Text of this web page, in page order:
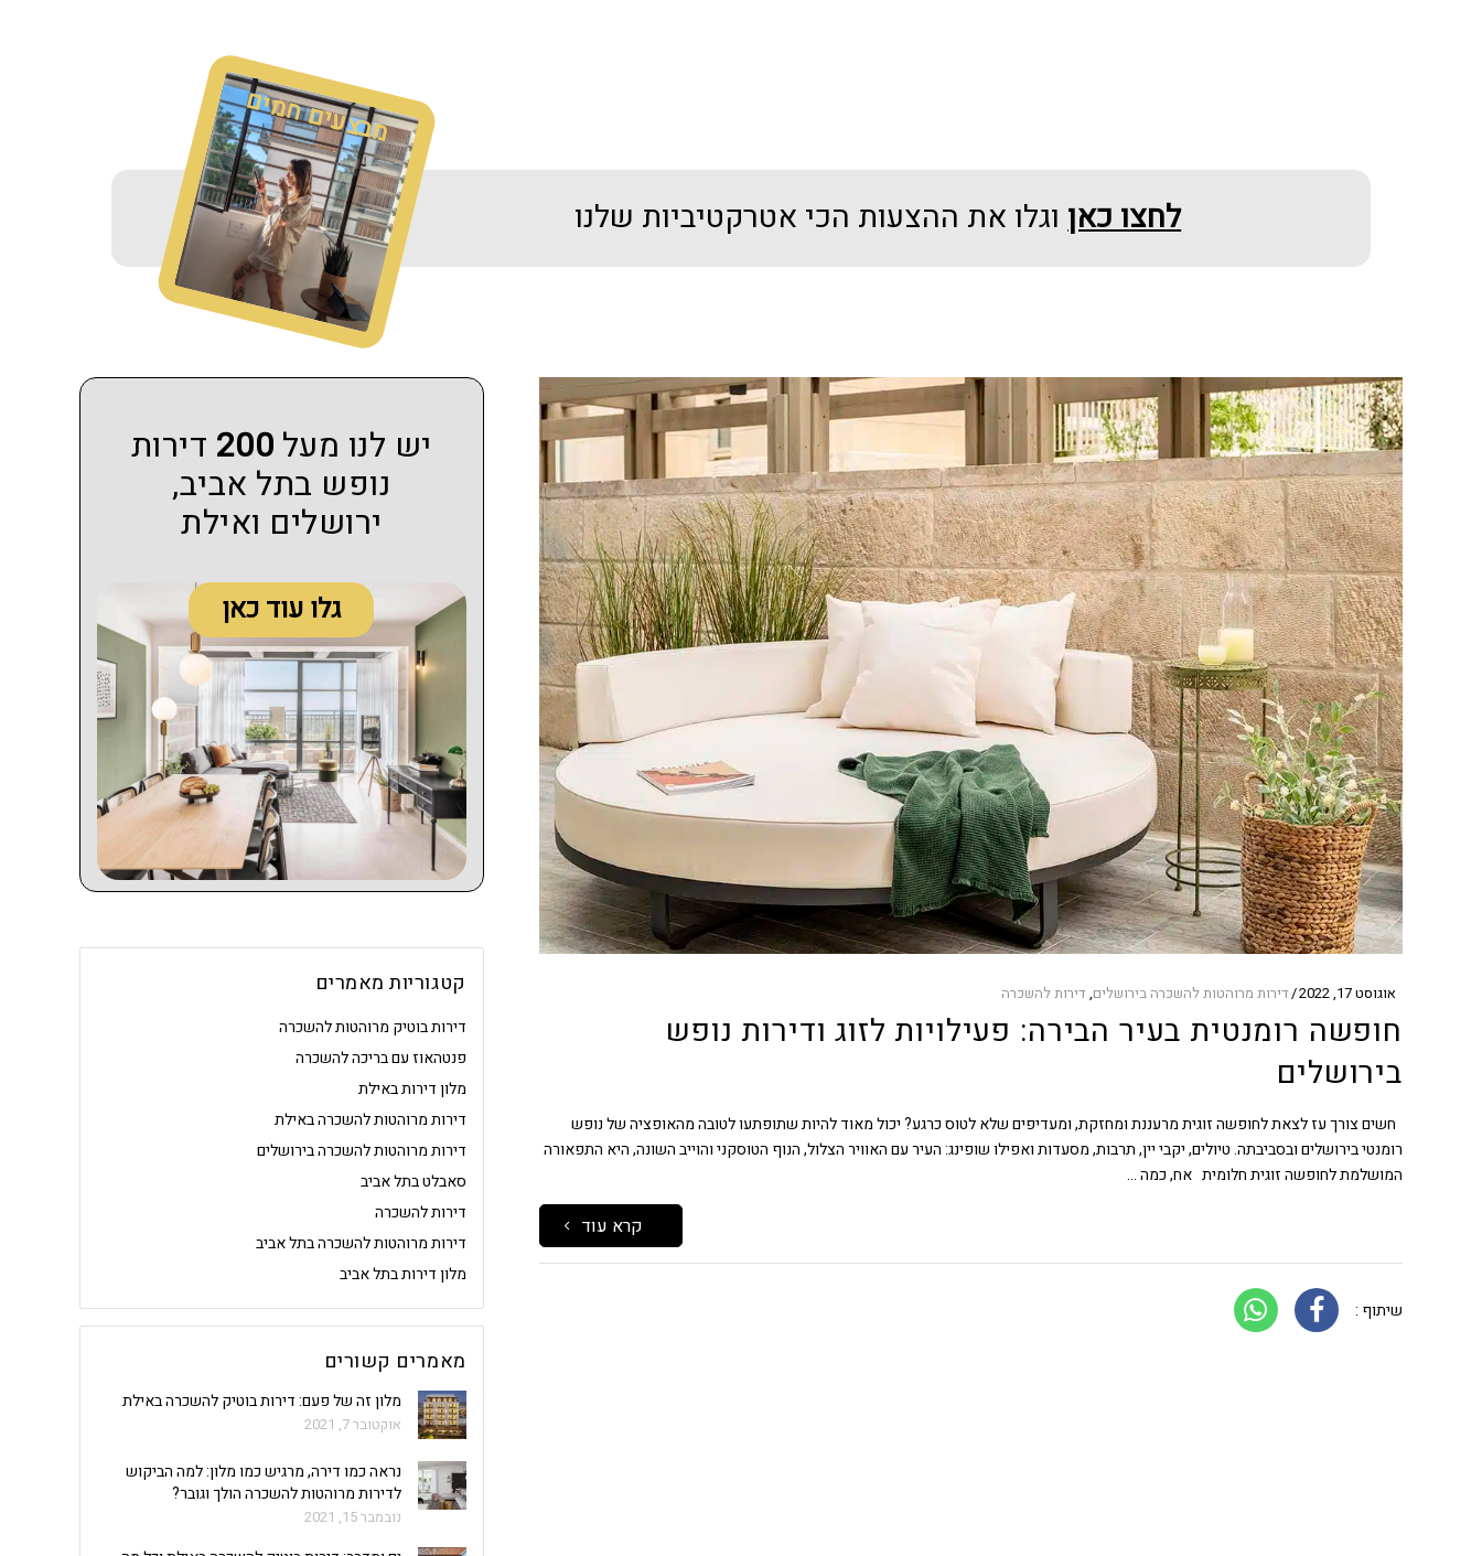
לחצו כאןוגלו את ההצעות הכי אטרקטיביות שלנו
מבצעים חמים
אוגוסט 17, 2022 דירות מרוהטות להשכרה בירושלים,דירות להשכרה
חופשה רומנטית בעיר הבירה: פעילויות לזוג ודירות נופש
בירושלים
חשים צורך עז לצאת לחופשה זוגית מרעננת ומחזקת, ומעדיפים שלא לטוס כרגע? יכול מאוד להיות שתופתעו לטובה מהאופציה של נופש
רומנטי בירושלים ובסביבתה. טיולים, יקבי יין, תרבות, מסעדות ואפילו שופינג: העיר עם האוויר הצלול, הנוף הטוסקני והוייב השונה, היא התפאורה
המושלמת לחופשה זוגית חלומית אח, כמה
קרא עוד
שיתוף :
יש לנו מעל 200 דירות
נופש בתל אביב,
ירושלים ואילת
גלו עוד כאן
קטגוריות מאמרים
דירות בוטיק מרוהטות להשכרה
פנטהאוז עם בריכה להשכרה
מלון דירות באילת
דירות מרוהטות להשכרה באילת
דירות מרוהטות להשכרה בירושלים
סאבלט בתל אביב
דירות להשכרה
דירות מרוהטות להשכרה בתל אביב
מלון דירות בתל אביב
מאמרים קשורים
מלון זה של פעם: דירות בוטיק להשכרה באילת
אוקטובר 7, 2021
נראה כמו דירה, מרגיש כמו מלון: למה הביקוש
לדירות מרוהטות להשכרה הולך וגובר?
נובמבר 15, 2021